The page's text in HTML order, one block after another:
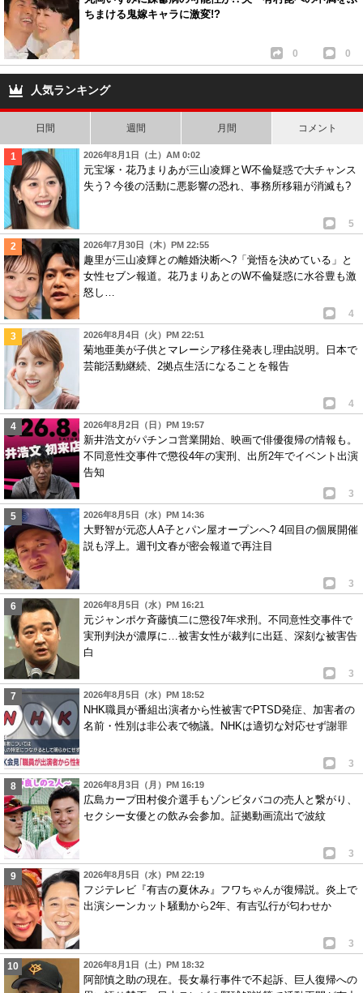
ちまける鬼嫁キャラに激変!?
0 0
人気ランキング
日間 週間 月間 コメント
2026年8月1日（土）AM 0:02
元宝塚・花乃まりあが三山凌輝とW不倫疑惑で大チャンス
失う? 今後の活動に悪影響の恐れ、事務所移籍が消滅も?
5
2026年7月30日（木）PM 22:55
趣里が三山凌輝との離婚決断へ?「覚悟を決めている」と
女性セブン報道。花乃まりあとのW不倫疑惑に水谷豊も激
怒し…
4
2026年8月4日（火）PM 22:51
菊地亜美が子供とマレーシア移住発表し理由説明。日本で
芸能活動継続、2拠点生活になることを報告
4
2026年8月2日（日）PM 19:57
新井浩文がパチンコ営業開始、映画で俳優復帰の情報も。
不同意性交事件で懲役4年の実刑、出所2年でイベント出演
告知
3
2026年8月5日（水）PM 14:36
大野智が元恋人A子とパン屋オープンへ? 4回目の個展開催
説も浮上。週刊文春が密会報道で再注目
3
2026年8月5日（水）PM 16:21
元ジャンポケ斉藤慎二に懲役7年求刑。不同意性交事件で
実刑判決が濃厚に…被害女性が裁判に出廷、深刻な被害告
白
3
2026年8月5日（水）PM 18:52
NHK職員が番組出演者から性被害でPTSD発症、加害者の
名前・性別は非公表で物議。NHKは適切な対応せず謝罪
3
2026年8月3日（月）PM 16:19
広島カープ田村俊介選手もゾンビタバコの売人と繋がり、
セクシー女優との飲み会参加。証拠動画流出で波紋
3
2026年8月5日（水）PM 22:19
フジテレビ『有吉の夏休み』フワちゃんが復帰説。炎上で
出演シーンカット騒動から2年、有吉弘行が匂わせか
3
2026年8月1日（土）PM 18:32
阿部慎之助の現在。長女暴行事件で不起訴、巨人復帰への